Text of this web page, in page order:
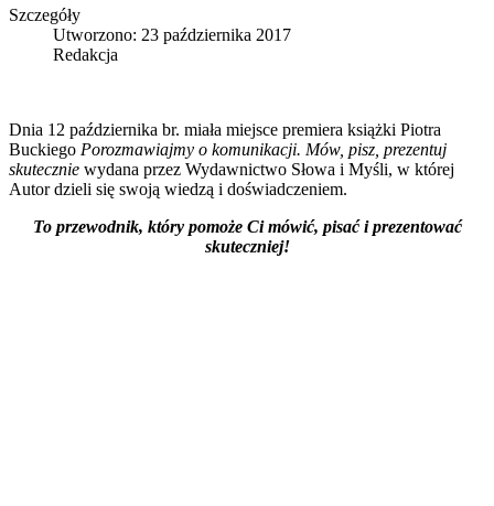
Szczegóły
Utworzono: 23 października 2017
Redakcja
Dnia 12 października br. miała miejsce premiera książki Piotra
Buckiego Porozmawiajmy o komunikacji. Mów, pisz, prezentuj
skutecznie wydana przez Wydawnictwo Słowa i Myśli, w której
Autor dzieli się swoją wiedzą i doświadczeniem.
To przewodnik, który pomoże Ci mówić, pisać i prezentować
skuteczniej!